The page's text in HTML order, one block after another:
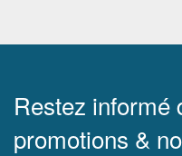
Restez informé
promotions &